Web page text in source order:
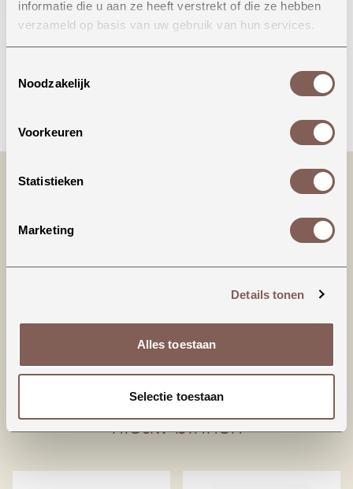
informatie die u aan ze heeft verstrekt of die ze hebben
verzameld op basis van uw gebruik van hun services.
Noodzakelijk
Voorkeuren
Statistieken
Marketing
Details tonen
Alles toestaan
Selectie toestaan
Onze winkel in Uden
Bekijk openingstijden
Productinformatie
95% Biologisch katoen
5% Elastaan
nieuw binnen